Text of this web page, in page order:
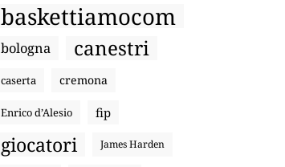
baskettiamocom
bologna canestri
caserta cremona
Enrico d’Alesio fip
giocatori James Harden